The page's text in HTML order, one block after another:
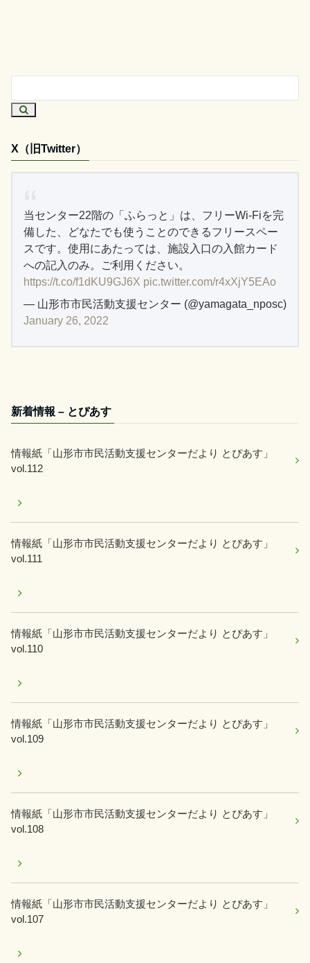
X（旧Twitter）
当センター22階の「ふらっと」は、フリーWi-Fiを完
備した、どなたでも使うことのできるフリースペー
スです。使用にあたっては、施設入口の入館カード
への記入のみ。ご利用ください。
https://t.co/f1dKU9GJ6X pic.twitter.com/r4xXjY5EAo
— 山形市市民活動支援センター (@yamagata_nposc)
January 26, 2022
新着情報 – とぴあす
情報紙「山形市市民活動支援センターだより とぴあす」
vol.112
情報紙「山形市市民活動支援センターだより とぴあす」
vol.111
情報紙「山形市市民活動支援センターだより とぴあす」
vol.110
情報紙「山形市市民活動支援センターだより とぴあす」
vol.109
情報紙「山形市市民活動支援センターだより とぴあす」
vol.108
情報紙「山形市市民活動支援センターだより とぴあす」
vol.107